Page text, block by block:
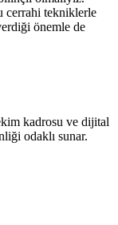
cerrahi tekniklerle
önemle de
kadrosu ve dijital
odaklı sunar.